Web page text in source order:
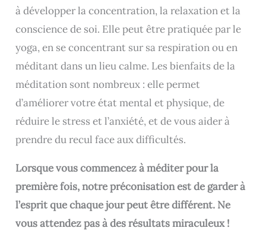
à développer la concentration, la relaxation et la
conscience de soi. Elle peut être pratiquée par le
yoga, en se concentrant sur sa respiration ou en
méditant dans un lieu calme. Les bienfaits de la
méditation sont nombreux : elle permet
d’améliorer votre état mental et physique, de
réduire le stress et l’anxiété, et de vous aider à
prendre du recul face aux difficultés.
Lorsque vous commencez à méditer pour la
première fois, notre préconisation est de garder à
l’esprit que chaque jour peut être différent. Ne
vous attendez pas à des résultats miraculeux !